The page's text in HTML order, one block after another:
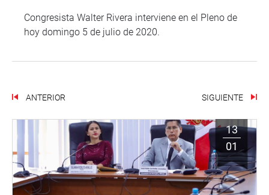
Congresista Walter Rivera interviene en el Pleno de
hoy domingo 5 de julio de 2020.
ANTERIOR SIGUIENTE
13
01